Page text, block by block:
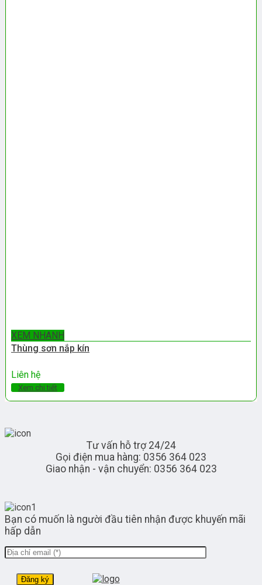
XEM NHANH
Thùng sơn nắp kín
Liên hệ
Xem chi tiết
Tư vấn hỗ trợ 24/24
Gọi điện mua hàng: 0356 364 023
Giao nhận - vận chuyển: 0356 364 023
Bạn có muốn là người đầu tiên nhận được khuyến mãi
hấp dẫn